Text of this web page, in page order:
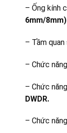
– Ống kính
6mm/8mm)
– Tầm
– Chức
– Chức
DWDR.
– Chức